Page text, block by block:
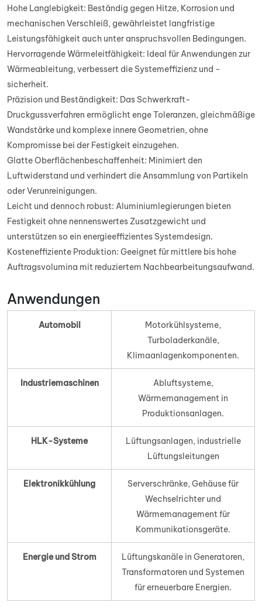
Hohe Langlebigkeit: Beständig gegen Hitze, Korrosion und
mechanischen Verschleiß, gewährleistet langfristige
Leistungsfähigkeit auch unter anspruchsvollen Bedingungen.
Hervorragende Wärmeleitfähigkeit: Ideal für Anwendungen zur
Wärmeableitung, verbessert die Systemeffizienz und -
sicherheit.
Präzision und Beständigkeit: Das Schwerkraft-
Druckgussverfahren ermöglicht enge Toleranzen, gleichmäßige
Wandstärke und komplexe innere Geometrien, ohne
Kompromisse bei der Festigkeit einzugehen.
Glatte Oberflächenbeschaffenheit: Minimiert den
Luftwiderstand und verhindert die Ansammlung von Partikeln
oder Verunreinigungen.
Leicht und dennoch robust: Aluminiumlegierungen bieten
Festigkeit ohne nennenswertes Zusatzgewicht und
unterstützen so ein energieeffizientes Systemdesign.
Kosteneffiziente Produktion: Geeignet für mittlere bis hohe
Auftragsvolumina mit reduziertem Nachbearbeitungsaufwand.
Anwendungen
Automobil
Motorkühlsysteme,
Turboladerkanäle,
Klimaanlagenkomponenten.
Industriemaschinen
Abluftsysteme,
Wärmemanagement in
Produktionsanlagen.
HLK-Systeme
Lüftungsanlagen, industrielle
Lüftungsleitungen
Elektronikkühlung
Serverschränke, Gehäuse für
Wechselrichter und
Wärmemanagement für
Kommunikationsgeräte.
Energie und Strom
Lüftungskanäle in Generatoren,
Transformatoren und Systemen
für erneuerbare Energien.